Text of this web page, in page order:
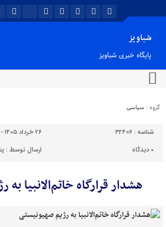
شباویز
پایگاه خبری شباویز
گروه : سیاسی
شناسه : 32406
۲۶ خرداد ۱۴۰۵ - ۲۲:۱۲
۰ دیدگاه ارسال توسط :
هشدار قرارگاه خاتم‌الانبیا